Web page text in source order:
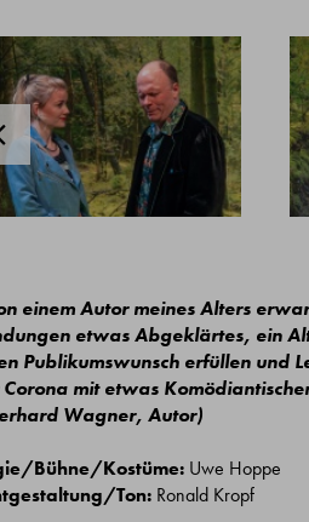
einem Autor meines Alters
etwas Abgeklärtes, ein
Publikumswunsch erfüllen und
Corona mit etwas
Wagner, Autor)
Bühne/Kostüme: Uwe Hoppe
Ton: Ronald Kropf